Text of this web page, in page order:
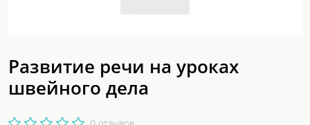
Развитие речи на уроках
швейного дела
0 отзывов